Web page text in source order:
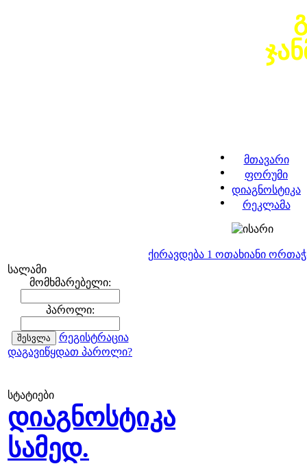
მთავარი
ფორუმი
დიაგნოსტიკა
რეკლამა
ქირავდება 1 ოთახიანი
სალამი
მომხმარებელი:
პაროლი:
რეგისტრაცია
დაგავიწყდათ პაროლი?
სტატიები
დიაგნოსტიკა
სამედ.